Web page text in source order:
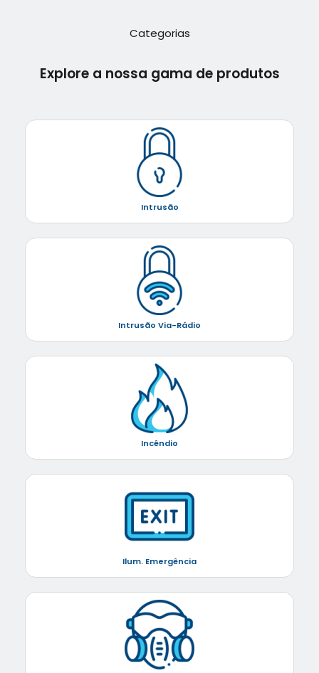
Categorias
Explore a nossa gama de produtos
Intrusão
Intrusão Via-Rádio
Incêndio
Ilum. Emergência